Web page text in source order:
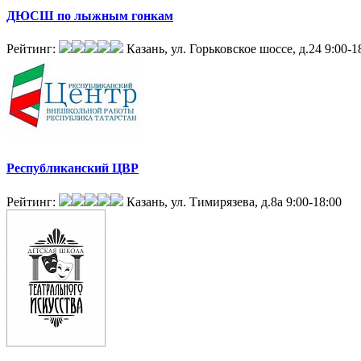
ДЮСШ по лыжным гонкам
Рейтинг: Казань, ул. Горьковское шоссе, д.24 9:00-
Республиканский ЦВР
Рейтинг: Казань, ул. Тимирязева, д.8а 9:00-18:00